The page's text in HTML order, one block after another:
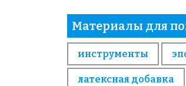
Материалы для
инструменты
латексная добавка